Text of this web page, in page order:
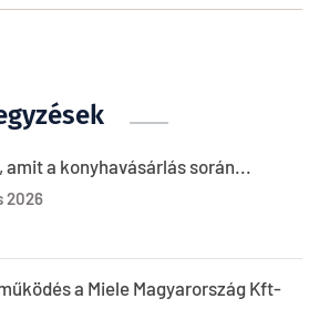
amit a konyhavásárlás során...
2026
a Miele Magyarország Kft-